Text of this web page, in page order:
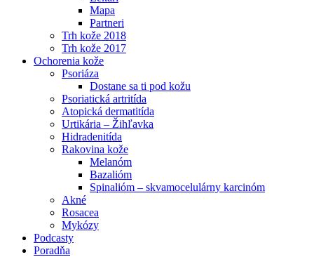
Mapa
Partneri
Trh kože 2018
Trh kože 2017
Ochorenia kože
Psoriáza
Dostane sa ti pod kožu
Psoriatická artritída
Atopická dermatitída
Urtikária – Žihľavka
Hidradenitída
Rakovina kože
Melanóm
Bazalióm
Spinalióm – skvamocelulárny karcinóm
Akné
Rosacea
Mykózy
Podcasty
Poradňa